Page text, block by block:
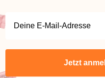
Jetzt